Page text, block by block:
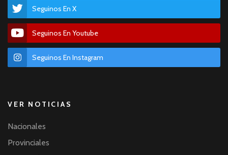
Seguinos En X
Seguinos En Youtube
Seguinos En Instagram
VER NOTICIAS
Nacionales
Provinciales